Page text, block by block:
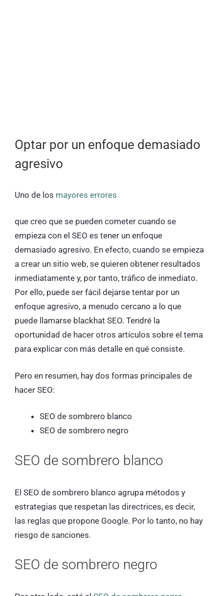
Optar por un enfoque demasiado
agresivo
Uno de los mayores errores
que creo que se pueden cometer cuando se
empieza con el SEO es tener un enfoque
demasiado agresivo. En efecto, cuando se empieza
a crear un sitio web, se quieren obtener resultados
inmediatamente y, por tanto, tráfico de inmediato.
Por ello, puede ser fácil dejarse tentar por un
enfoque agresivo, a menudo cercano a lo que
puede llamarse blackhat SEO. Tendré la
oportunidad de hacer otros artículos sobre el tema
para explicar con más detalle en qué consiste.
Pero en resumen, hay dos formas principales de
hacer SEO:
SEO de sombrero blanco
SEO de sombrero negro
SEO de sombrero blanco
El SEO de sombrero blanco agrupa métodos y
estrategias que respetan las directrices, es decir,
las reglas que propone Google. Por lo tanto, no hay
riesgo de sanciones.
SEO de sombrero negro